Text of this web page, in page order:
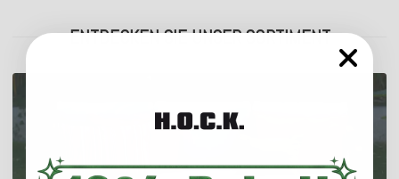
ENTDECKEN SIE UNSER SORTIMENT